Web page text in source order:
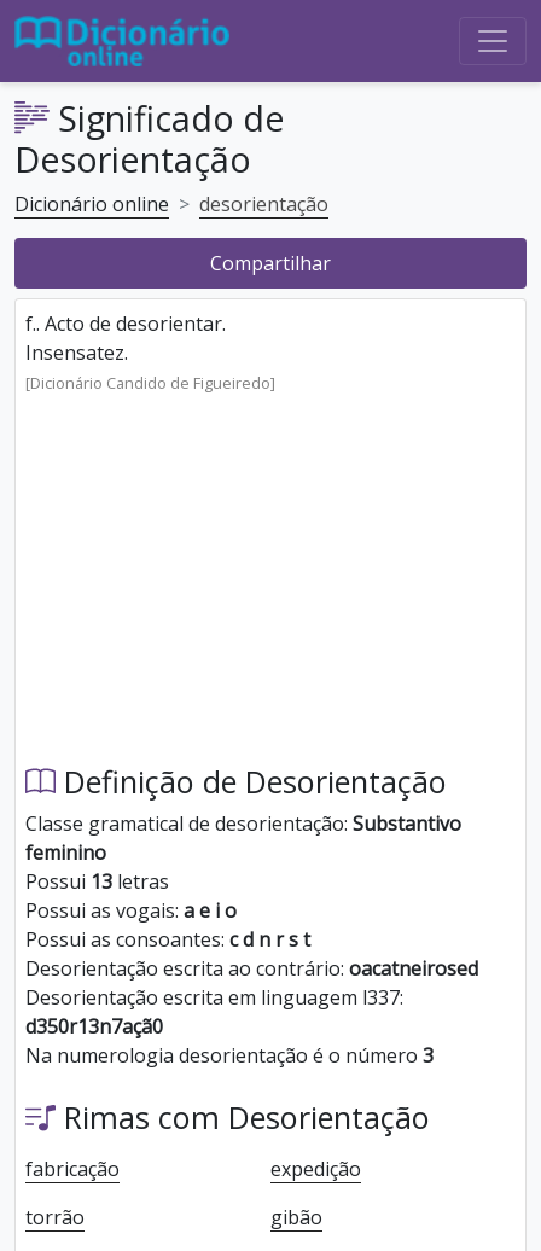
Significado de
Desorientação
Dicionário online desorientação
Compartilhar
f.. Acto de desorientar.
Insensatez.
[Dicionário Candido de Figueiredo]
Definição de Desorientação
Classe gramatical de desorientação: Substantivo
feminino
Possui 13 letras
Possui as vogais: a e i o
Possui as consoantes: c d n r s t
Desorientação escrita ao contrário: oacatneirosed
Desorientação escrita em linguagem l337:
d350r13n7açã0
Na numerologia desorientação é o número 3
Rimas com Desorientação
fabricação
expedição
torrão
gibão